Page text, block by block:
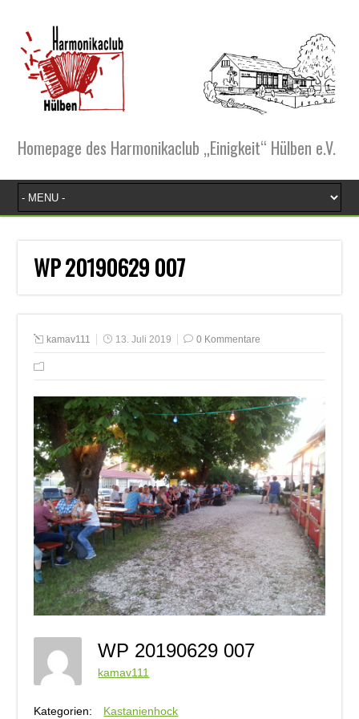
Homepage des Harmonikaclub „Einigkeit“ Hülben e.V.
WP 20190629 007
kamav111 13. Juli 2019 0 Kommentare
WP 20190629 007
kamav111
Kategorien:
Kastanienhock